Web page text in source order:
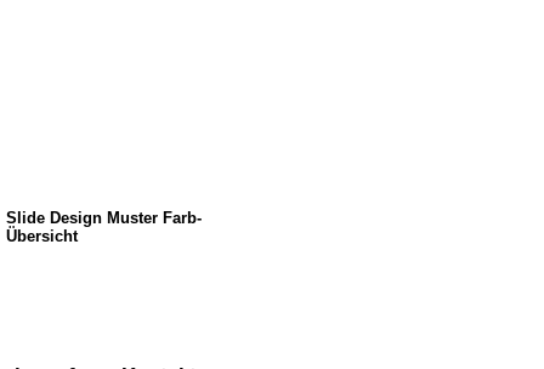
Slide Design Muster Farb-
Übersicht